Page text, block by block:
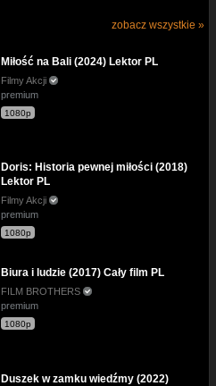
zobacz wszystkie »
Miłość na Bali (2024) Lektor PL
Filmy Akcji
premium
1080p
Doris: Historia pewnej miłości (2018)
Lektor PL
Filmy Akcji
premium
1080p
Biura i ludzie (2017) Cały film PL
FILM BROTHERS
premium
1080p
Duszek w zamku wiedźmy (2022)